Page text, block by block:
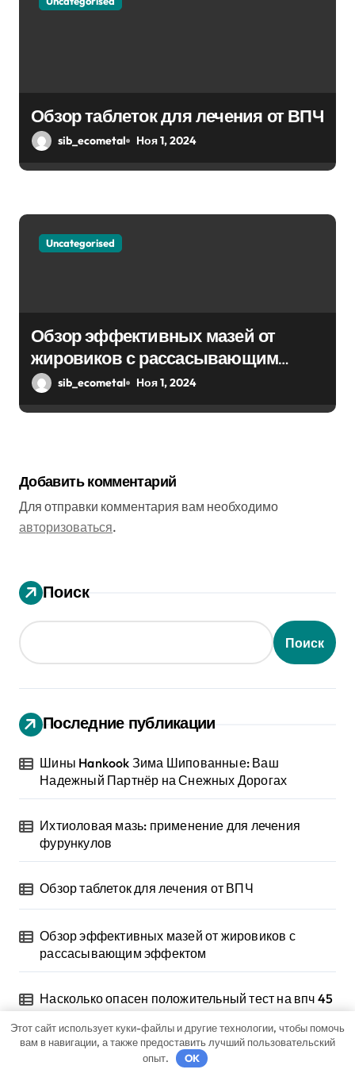
Обзор таблеток для лечения от ВПЧ
sib_ecometal Ноя 1, 2024
Uncategorised
Обзор эффективных мазей от
жировиков с рассасывающим
эффектом
sib_ecometal Ноя 1, 2024
Добавить комментарий
Для отправки комментария вам необходимо
авторизоваться.
Поиск
Поиск
Последние публикации
Шины Hankook Зима Шипованные: Ваш
Надежный Партнёр на Снежных Дорогах
Ихтиоловая мазь: применение для лечения
фурункулов
Обзор таблеток для лечения от ВПЧ
Обзор эффективных мазей от жировиков с
рассасывающим эффектом
Насколько опасен положительный тест на впч 45
Этот сайт использует куки-файлы и другие технологии, чтобы помочь
вам в навигации, а также предоставить лучший пользовательский
опыт.
OK